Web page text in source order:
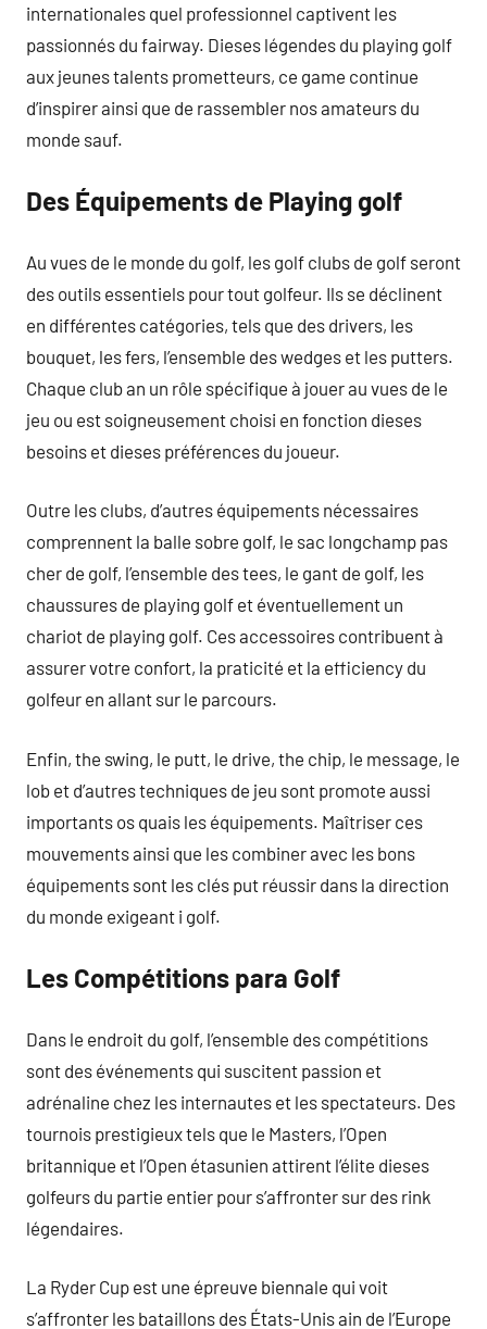
internationales quel professionnel captivent les
passionnés du fairway. Dieses légendes du playing golf
aux jeunes talents prometteurs, ce game continue
d’inspirer ainsi que de rassembler nos amateurs du
monde sauf.
Des Équipements de Playing golf
Au vues de le monde du golf, les golf clubs de golf seront
des outils essentiels pour tout golfeur. Ils se déclinent
en différentes catégories, tels que des drivers, les
bouquet, les fers, l’ensemble des wedges et les putters.
Chaque club an un rôle spécifique à jouer au vues de le
jeu ou est soigneusement choisi en fonction dieses
besoins et dieses préférences du joueur.
Outre les clubs, d’autres équipements nécessaires
comprennent la balle sobre golf, le sac longchamp pas
cher de golf, l’ensemble des tees, le gant de golf, les
chaussures de playing golf et éventuellement un
chariot de playing golf. Ces accessoires contribuent à
assurer votre confort, la praticité et la efficiency du
golfeur en allant sur le parcours.
Enfin, the swing, le putt, le drive, the chip, le message, le
lob et d’autres techniques de jeu sont promote aussi
importants os quais les équipements. Maîtriser ces
mouvements ainsi que les combiner avec les bons
équipements sont les clés put réussir dans la direction
du monde exigeant i golf.
Les Compétitions para Golf
Dans le endroit du golf, l’ensemble des compétitions
sont des événements qui suscitent passion et
adrénaline chez les internautes et les spectateurs. Des
tournois prestigieux tels que le Masters, l’Open
britannique et l’Open étasunien attirent l’élite dieses
golfeurs du partie entier pour s’affronter sur des rink
légendaires.
La Ryder Cup est une épreuve biennale qui voit
s’affronter les bataillons des États-Unis ain de l’Europe